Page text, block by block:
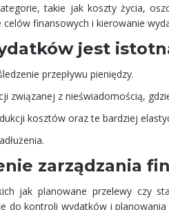
takie jak koszty życia,
finansowych i kierowanie
jest
przepływu pieniędzy.
związanej z nieświadomością,
kosztów oraz te bardziej
zarządzania
jak planowane przelewy czy
do kontroli wydatków i